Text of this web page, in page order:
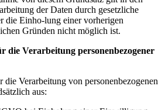
der Daten durch gesetzliche
die Einho-lung einer vorherigen
Gründen nicht möglich ist.
Verarbeitung personenbezogener
Verarbeitung von personenbezogenen
aus: